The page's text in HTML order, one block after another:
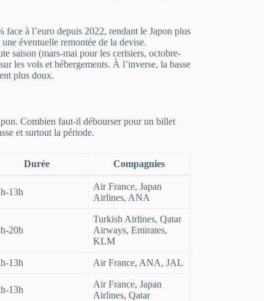
face à l’euro depuis 2022, rendant le Japon plus
éventuelle remontée de la devise.
saison (mars-mai pour les cerisiers, octobre-
les vols et hébergements. À l’inverse, la basse
plus doux.
Combien faut-il débourser pour un billet
et surtout la période.
Durée Compagnies
13h
Air France, Japan
Airlines, ANA
20h
Turkish Airlines, Qatar
Airways, Emirates,
KLM
13h Air France, ANA, JAL
13h
Air France, Japan
Airlines, Qatar